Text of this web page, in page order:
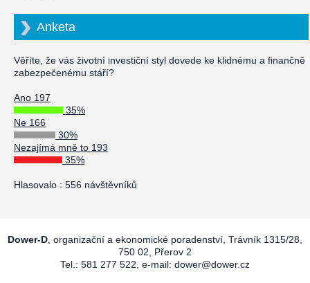
Anketa
Věříte, že vás životní investiční styl dovede ke klidnému a finančně
zabezpečenému stáří?
Ano 197
35%
Ne 166
30%
Nezajímá mně to 193
35%
Hlasovalo : 556 návštěvníků
Dower-D , organizační a ekonomické poradenství, Trávník 1315/28,
750 02, Přerov 2
Tel.: 581 277 522, e-mail: dower@dower.cz